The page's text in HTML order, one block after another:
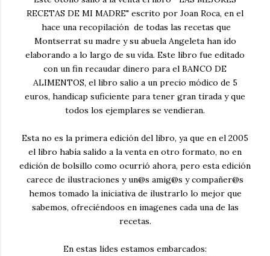
RECETAS DE MI MADRE" escrito por Joan Roca, en el
hace una recopilación de todas las recetas que
Montserrat su madre y su abuela Angeleta han ido
elaborando a lo largo de su vida. Este libro fue editado
con un fin recaudar dinero para el BANCO DE
ALIMENTOS, el libro salio a un precio módico de 5
euros, handicap suficiente para tener gran tirada y que
todos los ejemplares se vendieran.
Esta no es la primera edición del libro, ya que en el 2005
el libro había salido a la venta en otro formato, no en
edición de bolsillo como ocurrió ahora, pero esta edición
carece de ilustraciones y un@s amig@s y compañer@s
hemos tomado la iniciativa de ilustrarlo lo mejor que
sabemos, ofreciéndoos en imagenes cada una de las
recetas.
En estas lides estamos embarcados: